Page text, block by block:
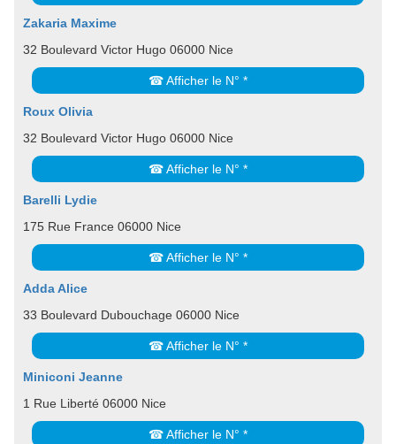
Zakaria Maxime
32 Boulevard Victor Hugo 06000 Nice
☎ Afficher le N° *
Roux Olivia
32 Boulevard Victor Hugo 06000 Nice
☎ Afficher le N° *
Barelli Lydie
175 Rue France 06000 Nice
☎ Afficher le N° *
Adda Alice
33 Boulevard Dubouchage 06000 Nice
☎ Afficher le N° *
Miniconi Jeanne
1 Rue Liberté 06000 Nice
☎ Afficher le N° *